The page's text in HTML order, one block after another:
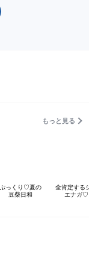
もっと見る
ぷっくり♡夏の
豆柴日和
全肯定する
エナガ♡